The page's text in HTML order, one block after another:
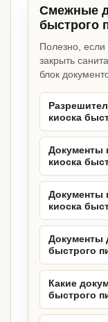
Смежные
быстрого
Полезно,
закрыть
блок
киоска
Документы
киоска
Документы
киоска
Документы
быстрого
Какие
быстрого